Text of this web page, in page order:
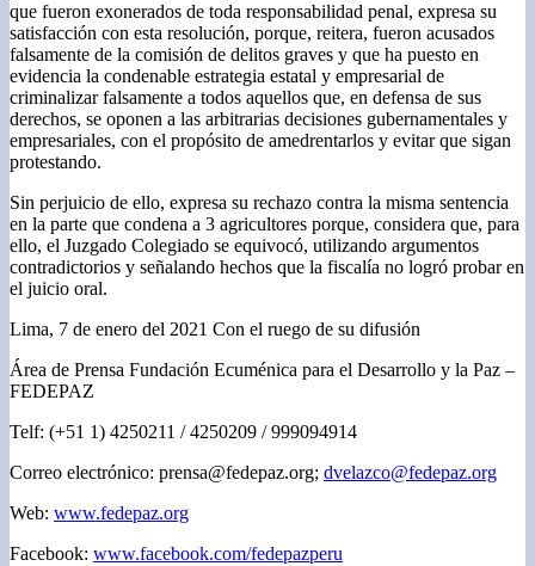
que fueron exonerados de toda responsabilidad penal, expresa su
satisfacción con esta resolución, porque, reitera, fueron acusados
falsamente de la comisión de delitos graves y que ha puesto en
evidencia la condenable estrategia estatal y empresarial de
criminalizar falsamente a todos aquellos que, en defensa de sus
derechos, se oponen a las arbitrarias decisiones gubernamentales y
empresariales, con el propósito de amedrentarlos y evitar que sigan
protestando.
Sin perjuicio de ello, expresa su rechazo contra la misma sentencia
en la parte que condena a 3 agricultores porque, considera que, para
ello, el Juzgado Colegiado se equivocó, utilizando argumentos
contradictorios y señalando hechos que la fiscalía no logró probar en
el juicio oral.
Lima, 7 de enero del 2021 Con el ruego de su difusión
Área de Prensa Fundación Ecuménica para el Desarrollo y la Paz –
FEDEPAZ
Telf: (+51 1) 4250211 / 4250209 / 999094914
Correo electrónico: prensa@fedepaz.org; dvelazco@fedepaz.org
Web: www.fedepaz.org
Facebook: www.facebook.com/fedepazperu